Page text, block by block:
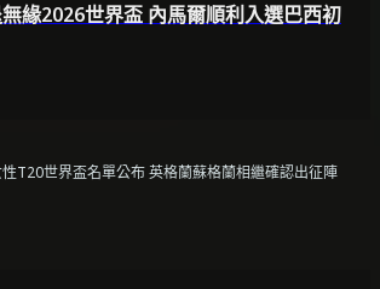
緣2026世界盃 內馬爾順利入選巴西初
T20世界盃名單公布 英格蘭蘇格蘭相繼確認出征陣